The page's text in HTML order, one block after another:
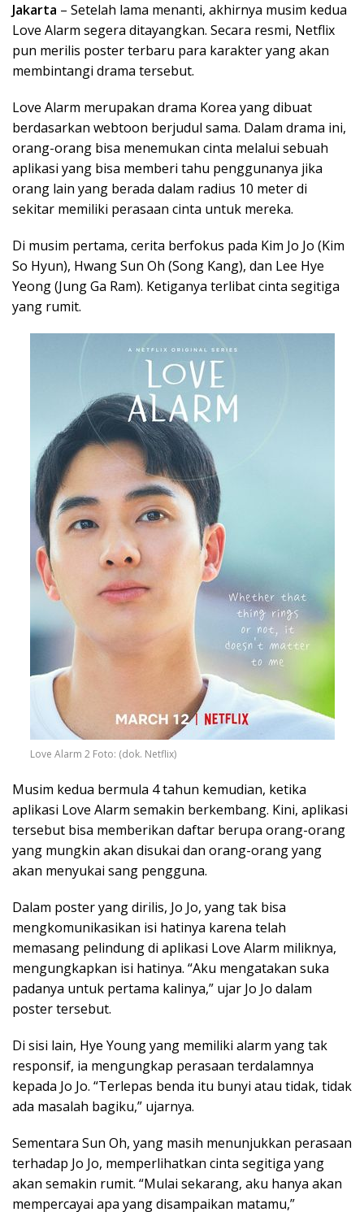
e
b
o
o
k
itt
er
ai
l
at
s
A
p
p
e ar
e
Jakarta – Setelah lama menanti, akhirnya musim kedua
Love Alarm segera ditayangkan. Secara resmi, Netflix
pun merilis poster terbaru para karakter yang akan
membintangi drama tersebut.
Love Alarm merupakan drama Korea yang dibuat
berdasarkan webtoon berjudul sama. Dalam drama ini,
orang-orang bisa menemukan cinta melalui sebuah
aplikasi yang bisa memberi tahu penggunanya jika
orang lain yang berada dalam radius 10 meter di
sekitar memiliki perasaan cinta untuk mereka.
Di musim pertama, cerita berfokus pada Kim Jo Jo (Kim
So Hyun), Hwang Sun Oh (Song Kang), dan Lee Hye
Yeong (Jung Ga Ram). Ketiganya terlibat cinta segitiga
yang rumit.
Love Alarm 2 Foto: (dok. Netflix)
Musim kedua bermula 4 tahun kemudian, ketika
aplikasi Love Alarm semakin berkembang. Kini, aplikasi
tersebut bisa memberikan daftar berupa orang-orang
yang mungkin akan disukai dan orang-orang yang
akan menyukai sang pengguna.
Dalam poster yang dirilis, Jo Jo, yang tak bisa
mengkomunikasikan isi hatinya karena telah
memasang pelindung di aplikasi Love Alarm miliknya,
mengungkapkan isi hatinya. “Aku mengatakan suka
padanya untuk pertama kalinya,” ujar Jo Jo dalam
poster tersebut.
Di sisi lain, Hye Young yang memiliki alarm yang tak
responsif, ia mengungkap perasaan terdalamnya
kepada Jo Jo. “Terlepas benda itu bunyi atau tidak, tidak
ada masalah bagiku,” ujarnya.
Sementara Sun Oh, yang masih menunjukkan perasaan
terhadap Jo Jo, memperlihatkan cinta segitiga yang
akan semakin rumit. “Mulai sekarang, aku hanya akan
mempercayai apa yang disampaikan matamu,”